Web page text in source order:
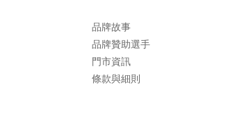
品牌故事
品牌贊助選手
門市資訊
條款與細則